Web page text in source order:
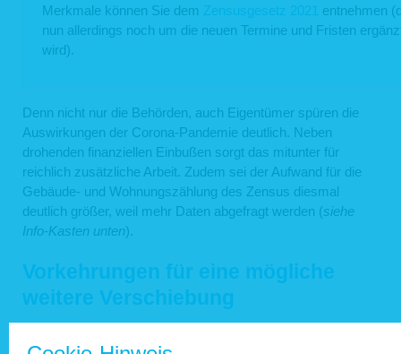
Merkmale können Sie dem Zensusgesetz 2021 entnehmen
nun allerdings noch um die neuen Termine und Fristen
wird).
Denn nicht nur die Behörden, auch Eigentümer spüren die
Auswirkungen der Corona-Pandemie deutlich. Neben
drohenden finanziellen Einbußen sorgt das mitunter für
reichlich zusätzliche Arbeit. Zudem sei der Aufwand für die
Gebäude- und Wohnungszählung des Zensus diesmal
deutlich größer, weil mehr Daten abgefragt werden (siehe
Info-Kasten unten).
Vorkehrungen für eine mögliche
weitere Verschiebung